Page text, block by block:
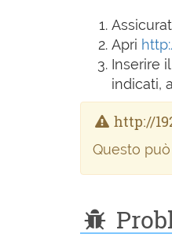
Apri
Inserire
indicati,
http://
Questo